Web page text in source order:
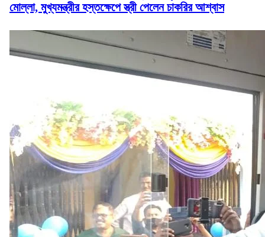
মোল্লা, মুখ্যমন্ত্রীর হস্তক্ষেপে স্ত্রী পেলেন চাকরির আশ্বাস